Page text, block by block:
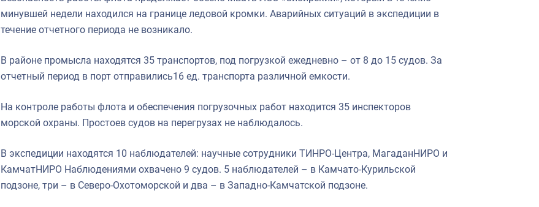
минувшей недели находился на границе ледовой кромки. Аварийных ситуаций в экспедиции в
течение отчетного периода не возникало.
В районе промысла находятся 35 транспортов, под погрузкой ежедневно – от 8 до 15 судов. За
отчетный период в порт отправились16 ед. транспорта различной емкости.
На контроле работы флота и обеспечения погрузочных работ находится 35 инспекторов
морской охраны. Простоев судов на перегрузах не наблюдалось.
В экспедиции находятся 10 наблюдателей: научные сотрудники ТИНРО-Центра, МагаданНИРО и
КамчатНИРО Наблюдениями охвачено 9 судов. 5 наблюдателей – в Камчато-Курильской
подзоне, три – в Северо-Охотоморской и два – в Западно-Камчатской подзоне.